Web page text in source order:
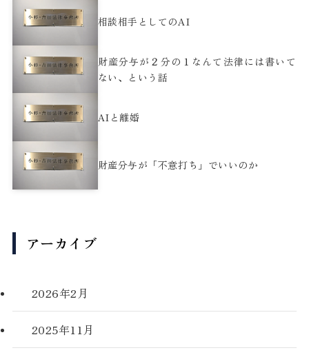
相談相手としてのAI
財産分与が２分の１なんて法律には書いて
ない、という話
AIと離婚
財産分与が「不意打ち」でいいのか
アーカイブ
2026年2月
2025年11月